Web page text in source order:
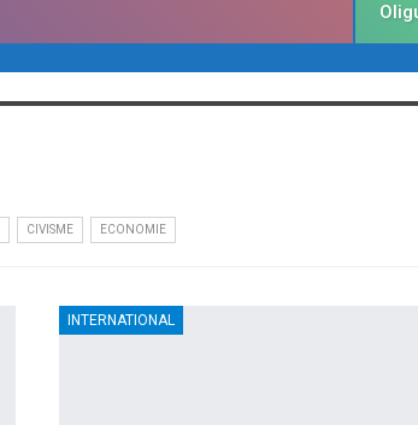
CIVISME ECONOMIE
INTERNATIONAL